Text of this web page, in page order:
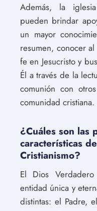
Además, la
pueden brindar
un mayor
resumen, conocer
fe en Jesucristo y
Él a través de la
comunión con
comunidad cristiana.
¿Cuáles son las
características
Cristianismo?
El Dios
entidad única y
distintas: el Padre,